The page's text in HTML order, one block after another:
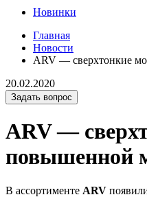
Новинки
Главная
Новости
ARV — сверхтонкие
20.02.2020
Задать вопрос
ARV —
повышенной
В ассортименте ARV